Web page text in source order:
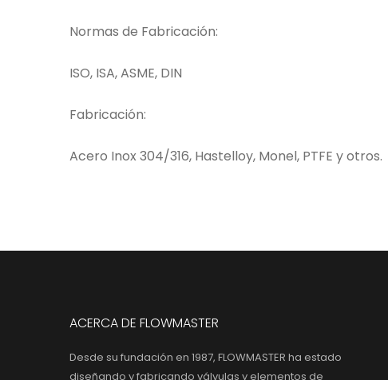
Normas de Fabricación:
ISO, ISA, ASME, DIN
Fabricación:
Acero Inox 304/316, Hastelloy, Monel, PTFE y otros.
ACERCA DE FLOWMASTER
Desde su fundación en 1987, FLOWMASTER ha estado
diseñando y fabricando válvulas y elementos de